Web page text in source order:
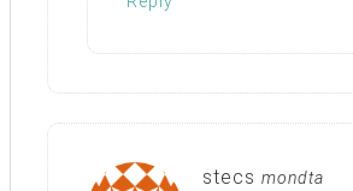
stecs mondta